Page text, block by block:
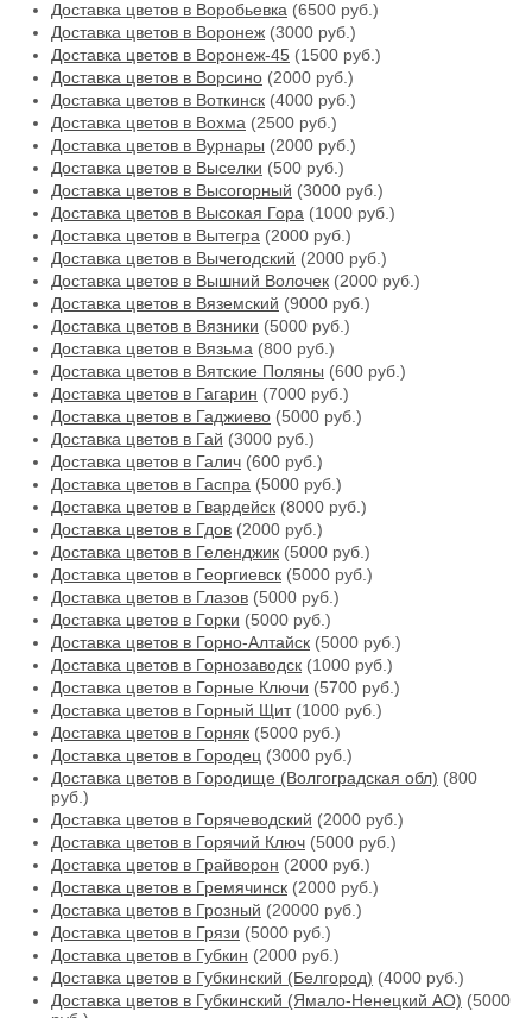
Доставка цветов в Воробьевка (6500 руб.)
Доставка цветов в Воронеж (3000 руб.)
Доставка цветов в Воронеж-45 (1500 руб.)
Доставка цветов в Ворсино (2000 руб.)
Доставка цветов в Воткинск (4000 руб.)
Доставка цветов в Вохма (2500 руб.)
Доставка цветов в Вурнары (2000 руб.)
Доставка цветов в Выселки (500 руб.)
Доставка цветов в Высогорный (3000 руб.)
Доставка цветов в Высокая Гора (1000 руб.)
Доставка цветов в Вытегра (2000 руб.)
Доставка цветов в Вычегодский (2000 руб.)
Доставка цветов в Вышний Волочек (2000 руб.)
Доставка цветов в Вяземский (9000 руб.)
Доставка цветов в Вязники (5000 руб.)
Доставка цветов в Вязьма (800 руб.)
Доставка цветов в Вятские Поляны (600 руб.)
Доставка цветов в Гагарин (7000 руб.)
Доставка цветов в Гаджиево (5000 руб.)
Доставка цветов в Гай (3000 руб.)
Доставка цветов в Галич (600 руб.)
Доставка цветов в Гаспра (5000 руб.)
Доставка цветов в Гвардейск (8000 руб.)
Доставка цветов в Гдов (2000 руб.)
Доставка цветов в Геленджик (5000 руб.)
Доставка цветов в Георгиевск (5000 руб.)
Доставка цветов в Глазов (5000 руб.)
Доставка цветов в Горки (5000 руб.)
Доставка цветов в Горно-Алтайск (5000 руб.)
Доставка цветов в Горнозаводск (1000 руб.)
Доставка цветов в Горные Ключи (5700 руб.)
Доставка цветов в Горный Щит(1000 руб.)
Доставка цветов в Горняк (5000 руб.)
Доставка цветов в Городец (3000 руб.)
Доставка цветов в Городище (Волгоградская обл) (800
руб.)
Доставка цветов в Горячеводский (2000 руб.)
Доставка цветов в Горячий Ключ (5000 руб.)
Доставка цветов в Грайворон (2000 руб.)
Доставка цветов в Гремячинск (2000 руб.)
Доставка цветов в Грозный (20000 руб.)
Доставка цветов в Грязи (5000 руб.)
Доставка цветов в Губкин (2000 руб.)
Доставка цветов в Губкинский (Белгород) (4000 руб.)
Доставка цветов в Губкинский (Ямало-Ненецкий АО) (5000